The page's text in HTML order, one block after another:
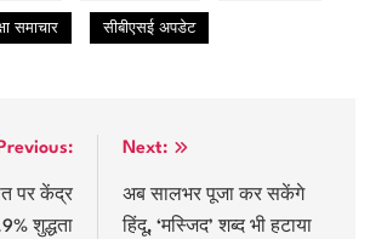
समाचार सीबीएसई अपडेट
Previous:
पर केंद्र
शुद्धता
Next:
अब सालभर पूजा कर सकेंगे
हिंदू, ‘मस्जिद’ शब्द भी हटाया